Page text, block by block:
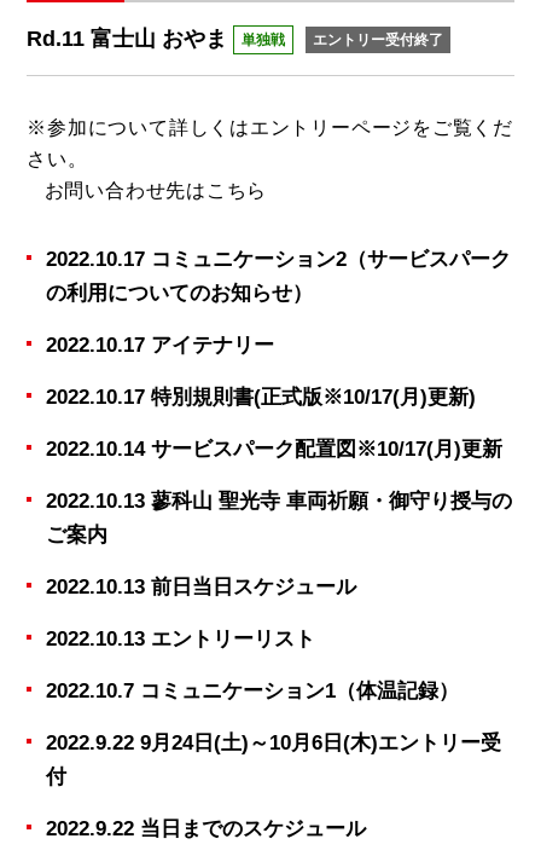
Rd.11 富士山 おやま 単独戦 エントリー受付終了
※参加について詳しくはエントリーページ をご覧くだ
さい。
お問い合わせ先は こちら
2022.10.17 コミュニケーション2（サービスパーク
の利用についてのお知らせ）
2022.10.17 アイテナリー
2022.10.17 特別規則書(正式版※10/17(月)更新)
2022.10.14 サービスパーク配置図※10/17(月)更新
2022.10.13 蓼科山 聖光寺 車両祈願・御守り授与の
ご案内
2022.10.13 前日当日スケジュール
2022.10.13 エントリーリスト
2022.10.7 コミュニケーション1（体温記録）
2022.9.22 9月24日(土)～10月6日(木)エントリー受
付
2022.9.22 当日までのスケジュール